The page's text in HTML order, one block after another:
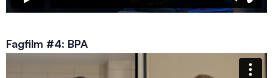
Fagfilm #4: BPA